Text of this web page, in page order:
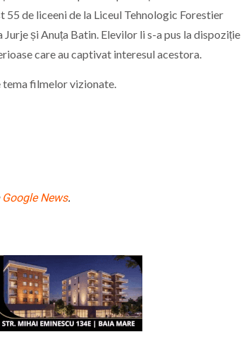
de liceeni de la Liceul Tehnologic Forestier
și Anuța Batin. Elevilor li s-a pus la dispoziție
care au captivat interesul acestora.
tema filmelor vizionate.
Google News.